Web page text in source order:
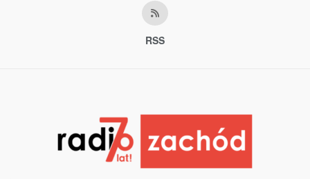
RSS